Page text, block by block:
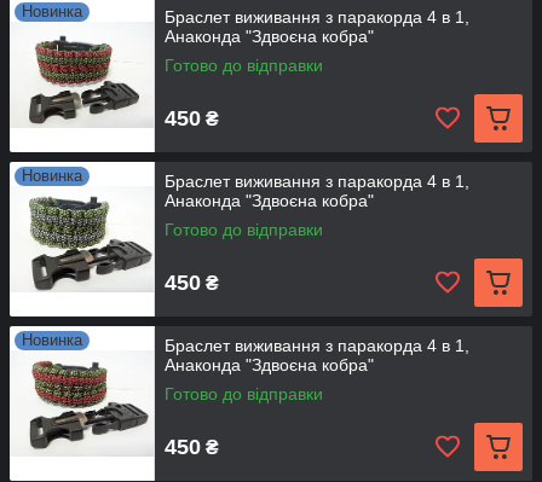
Новинка
Браслет виживання з паракорда 4 в 1,
Анаконда "Здвоєна кобра"
Готово до відправки
450 ₴
Новинка
Браслет виживання з паракорда 4 в 1,
Анаконда "Здвоєна кобра"
Готово до відправки
450 ₴
Новинка
Браслет виживання з паракорда 4 в 1,
Анаконда "Здвоєна кобра"
Готово до відправки
450 ₴